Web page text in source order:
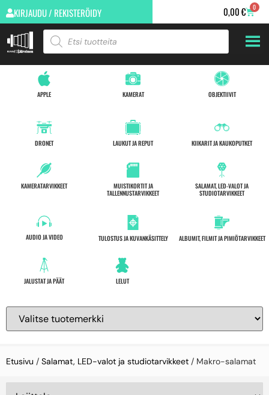
KIRJAUDU / REKISTERÖIDY 0,00€ 0
APPLE
DRONET
KAMERAT
LAUKUT JA REPUT
OBJEKTIIVIT
KIIKARIT JA KAUKOPUTKET
KAMERATARVIKKEET
AUDIO JA VIDEO
MUISTIKORTIT JA
TALLENNUSTARVIKKEET
TULOSTUS JA KUVANKÄSITTELY
SALAMAT, LED-VALOT JA
STUDIOTARVIKKEET
ALBUMIT, FILMIT JA PIMIÖTARVIKKEET
JALUSTAT JA PÄÄT LELUT
Etusivu / Salamat, LED-valot ja studiotarvikkeet / Makro-salamat